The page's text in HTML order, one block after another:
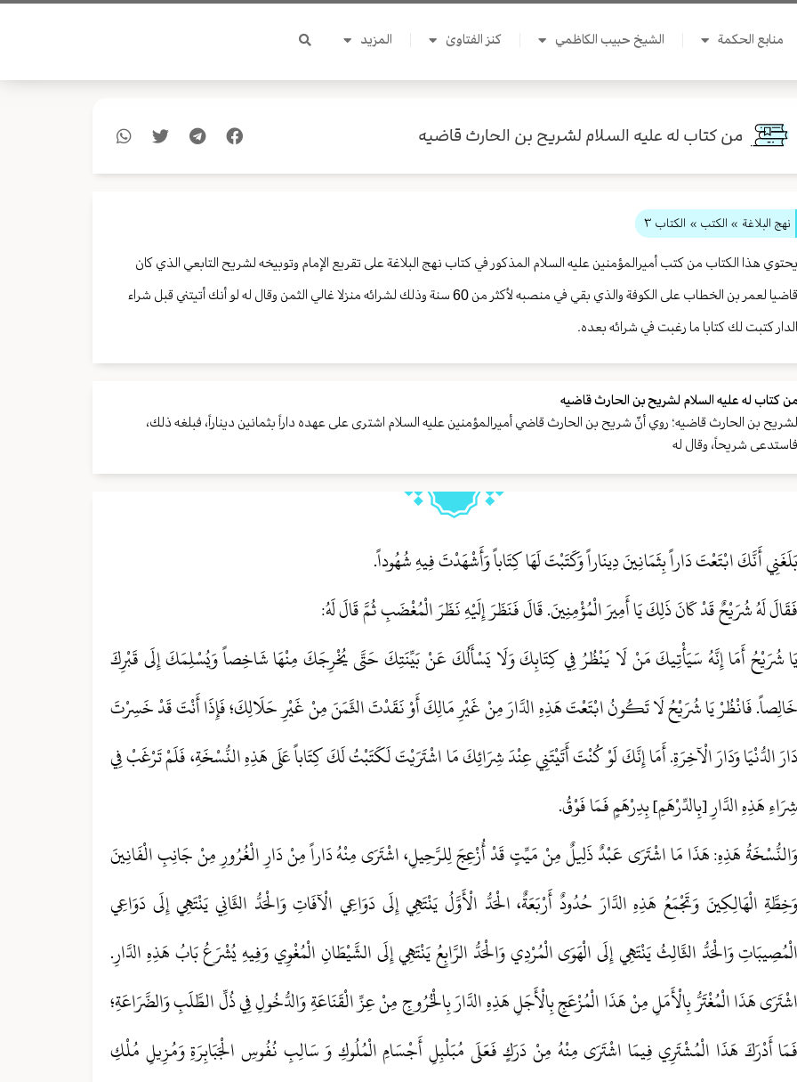
منابع الحكمة الشيخ حبيب الكاظمي كنز الفتاوىٰ المزيد
من كتاب له عليه السلام لشريح بن الحارث قاضيه
نهج البلاغة » الكتب » الكتاب ٣
يحتوي هذا الكتاب من كتب أميرالمؤمنين عليه السلام المذكور في كتاب نهج البلاغة على تقريع الإمام وتوبيخه لشريح التابعي الذي كان
قاضيا لعمر بن الخطاب على الكوفة والذي بقي في منصبه لأكثر من 60 سنة وذلك لشرائه منزلا غالي الثمن وقال له لو أنك أتيتني قبل شراء
الدار كتبت لك كتابا ما رغبت في شرائه بعده.
من كتاب له عليه السلام لشريح بن الحارث قاضيه
لشريح بن الحارث قاضيه؛ روي أنّ شريح بن الحارث قاضي أميرالمؤمنين عليه السلام اشترى على عهده داراً بثمانين ديناراً، فبلغه ذلك،
فاستدعى شريحاً، وقال له
بَلَغَنِي أَنَّكَ ابْتَعْتَ دَاراً بِثَمَانِينَ دِينَاراً وَكَتَبْتَ لَهَا كِتَاباً وَأَشْهَدْتَ فِيهِ شُهُوداً.
فَقَالَ لَهُ شُرَيْحٌ قَدْ كَانَ ذَلِكَ يَا أَمِيرَ الْمُؤْمِنِينَ. قَالَ فَنَظَرَ إِلَيْهِ نَظَرَ الْمُغْضَبِ ثُمَّ قَالَ لَهُ:
يَا شُرَيْحُ أَمَا إِنَّهُ سَيَأْتِيكَ مَنْ لَا يَنْظُرُ فِي كِتَابِكَ وَلَا يَسْأَلُكَ عَنْ بَيِّنَتِكَ حَتَّى يُخْرِجَكَ مِنْهَا شَاخِصاً وَيُسْلِمَكَ إِلَى قَبْرِكَ
خَالِصاً. فَانْظُرْ يَا شُرَيْحُ لَا تَكُونُ ابْتَعْتَ هَذِهِ الدَّارَ مِنْ غَيْرِ مَالِكَ أَوْ نَقَدْتَ الثَّمَنَ مِنْ غَيْرِ حَلَالِكَ؛ فَإِذَا أَنْتَ قَدْ خَسِرْتَ
دَارَ الدُّنْيَا وَدَارَ الْآخِرَةِ. أَمَا إِنَّكَ لَوْ كُنْتَ أَتَيْتَنِي عِنْدَ شِرَائِكَ مَا اشْتَرَيْتَ لَكَتَبْتُ لَكَ كِتَاباً عَلَى هَذِهِ النُّسْخَةِ، فَلَمْ تَرْغَبْ فِي
شِرَاءِ هَذِهِ الدَّارِ [بِالدِّرْهَمِ] بِدِرْهَمٍ فَمَا فَوْقُ.
وَالنُّسْخَةُ هَذِهِ: هَذَا مَا اشْتَرَى عَبْدٌ ذَلِيلٌ مِنْ مَيِّتٍ قَدْ أُزْعِجَ لِلرَّحِيلِ، اشْتَرَى مِنْهُ دَاراً مِنْ دَارِ الْغُرُورِ مِنْ جَانِبِ الْفَانِينَ
وَخِطَّةِ الْهَالِكِينَ وَتَجْمَعُ هَذِهِ الدَّارَ حُدُودٌ أَرْبَعَةٌ، الْحَدُّ الْأَوَّلُ يَنْتَهِي إِلَى دَوَاعِي الْآفَاتِ وَالْحَدُّ الثَّانِي يَنْتَهِي إِلَى دَوَاعِي
الْمُصِيبَاتِ وَالْحَدُّ الثَّالِثُ يَنْتَهِي إِلَى الْهَوَى الْمُرْدِي وَالْحَدُّ الرَّابِعُ يَنْتَهِي إِلَى الشَّيْطَانِ الْمُغْوِي وَفِيهِ يُشْرَعُ بَابُ هَذِهِ الدَّارِ.
اشْتَرَى هَذَا الْمُغْتَرُّ بِالْأَمَلِ مِنْ هَذَا الْمُزْعَجِ بِالْأَجَلِ هَذِهِ الدَّارَ بِالْخُرُوجِ مِنْ عِزِّ الْقَنَاعَةِ وَالدُّخُولِ فِي ذُلِّ الطَّلَبِ وَالضَّرَاعَةِ؛
فَمَا أَدْرَكَ هَذَا الْمُشْتَرِي فِيمَا اشْتَرَى مِنْهُ مِنْ دَرَكٍ فَعَلَى مُبَلْبِلِ أَجْسَامِ الْمُلُوكِ وَ سَالِبِ نُفُوسِ الْجَبَابِرَةِ وَمُزِيلِ مُلْكِ